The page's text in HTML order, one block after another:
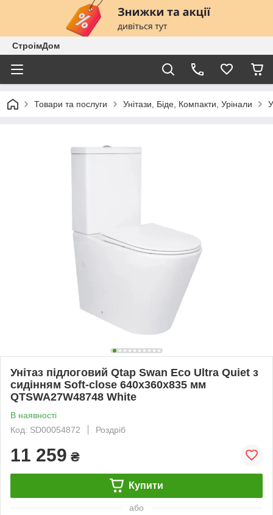
СтроімДом
Товари та послуги Унітази, Біде, Компакти, Урінали
Унітаз підлоговий Qtap Swan Eco Ultra Quiet з
сидінням Soft-close 640x360x835 мм
QTSWA27W48748 White
В наявності
Код: SD00054872
Роздріб
11 259 ₴
Купити
або